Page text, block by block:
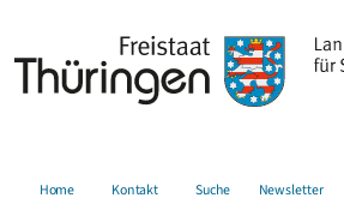
Home Kontakt Suche Newsletter